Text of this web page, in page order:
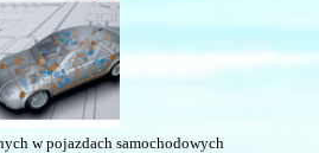
w pojazdach samochodowych